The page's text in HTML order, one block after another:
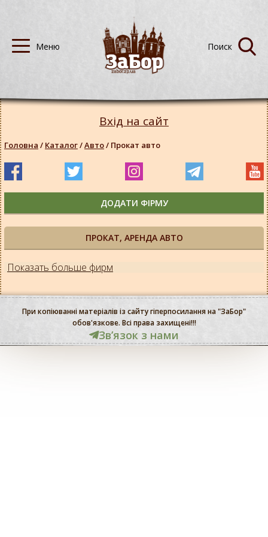
ПРОКАТ, АРЕНДА АВТО
Показать больше фирм
Вхід на сайт
Головна / Каталог/Авто/ Прокат авто
ДОДАТИ ФІРМУ
При копіюванні матеріалів із сайту гіперпосилання на "ЗаБор"
обов'язкове. Всі права захищені!!!
Звʼязок з нами